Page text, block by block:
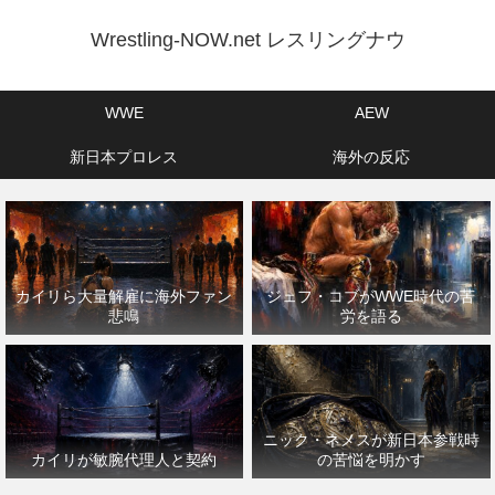
Wrestling-NOW.net レスリングナウ
WWE AEW
新日本プロレス 海外の反応
カイリら大量解雇に海外ファン
悲鳴
ジェフ・コブがWWE時代の苦
労を語る
カイリが敏腕代理人と契約
ニック・ネメスが新日本参戦時
の苦悩を明かす